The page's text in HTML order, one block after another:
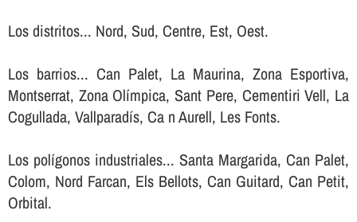
Los distritos... Nord, Sud, Centre, Est, Oest.
Los barrios... Can Palet, La Maurina, Zona Esportiva,
Montserrat, Zona Olímpica, Sant Pere, Cementiri Vell, La
Cogullada, Vallparadís, Ca n Aurell, Les Fonts.
Los polígonos industriales... Santa Margarida, Can Palet,
Colom, Nord Farcan, Els Bellots, Can Guitard, Can Petit,
Orbital.